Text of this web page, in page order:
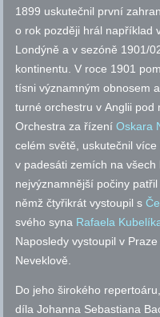
1899 uskutečnil první
o rok později hrál například
Londýně a v sezóně 1901/
kontinentu. V roce 1901
tísni významným obnosem
turné orchestru v Anglii pod
Orchestra za řízeníOskara
celém světě, uskutečnil
v padesáti zemích na
nejvýznamnější počiny
němž čtyřikrát vystoupil s
svého syna Rafaela
Naposledy vystoupil v
Neveklově.
Do jeho širokého
díla Johanna Sebastiana